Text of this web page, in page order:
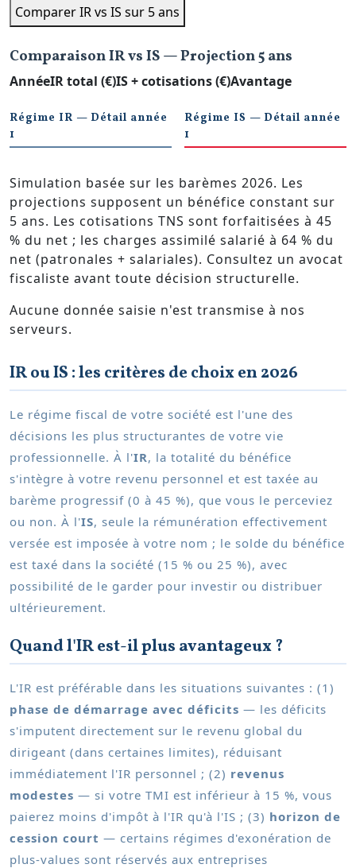
Comparer IR vs IS sur 5 ans
Comparaison IR vs IS — Projection 5 ans
AnnéeIR total (€)IS + cotisations (€)Avantage
Régime IR — Détail année
1
Régime IS — Détail année
1
Simulation basée sur les barèmes 2026. Les
projections supposent un bénéfice constant sur
5 ans. Les cotisations TNS sont forfaitisées à 45
% du net ; les charges assimilé salarié à 64 % du
net (patronales + salariales). Consultez un avocat
fiscaliste avant toute décision structurelle.
Aucune donnée saisie n'est transmise à nos
serveurs.
IR ou IS : les critères de choix en 2026
Le régime fiscal de votre société est l'une des
décisions les plus structurantes de votre vie
professionnelle. À l'IR, la totalité du bénéfice
s'intègre à votre revenu personnel et est taxée au
barème progressif (0 à 45 %), que vous le perceviez
ou non. À l'IS, seule la rémunération effectivement
versée est imposée à votre nom ; le solde du bénéfice
est taxé dans la société (15 % ou 25 %), avec
possibilité de le garder pour investir ou distribuer
ultérieurement.
Quand l'IR est-il plus avantageux ?
L'IR est préférable dans les situations suivantes : (1)
phase de démarrage avec déficits — les déficits
s'imputent directement sur le revenu global du
dirigeant (dans certaines limites), réduisant
immédiatement l'IR personnel ; (2) revenus
modestes — si votre TMI est inférieur à 15 %, vous
paierez moins d'impôt à l'IR qu'à l'IS ; (3) horizon de
cession court — certains régimes d'exonération de
plus-values sont réservés aux entreprises